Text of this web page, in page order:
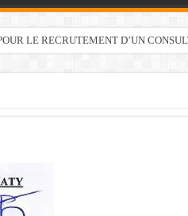
LE RECRUTEMENT D’UN